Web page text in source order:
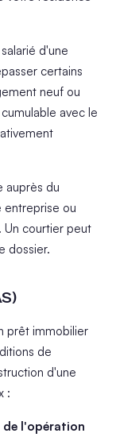
d'une
certains
neuf ou
avec le
auprès du
entreprise ou
Un courtier peut
dossier.
prêt immobilier
de
d'une
:
l'opération